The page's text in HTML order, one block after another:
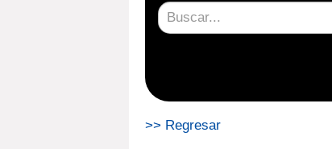
>> Regresar